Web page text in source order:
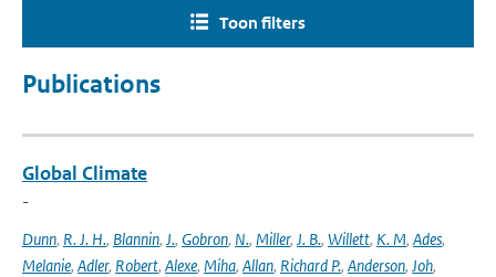
Toon filters
Publications
Global Climate
-
Dunn, R. J. H., Blannin, J., Gobron, N., Miller, J. B., Willett, K. M, Ades,
Melanie, Adler, Robert, Alexe, Miha, Allan, Richard P., Anderson, Joh,